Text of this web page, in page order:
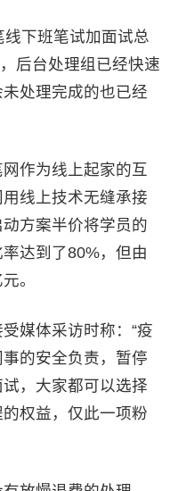
下班笔试加面试总
后台处理组已经快速
处理完成的也已经
作为线上起家的互
线上技术无缝承接
方案半价将学员的
达到了80%，但由
。
媒体采访时称：“疫
的安全负责，暂停
，大家都可以选择
权益，仅此一项粉